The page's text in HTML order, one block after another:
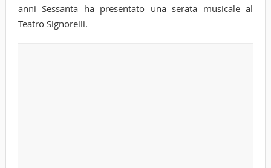
anni Sessanta ha presentato una serata musicale al
Teatro Signorelli.